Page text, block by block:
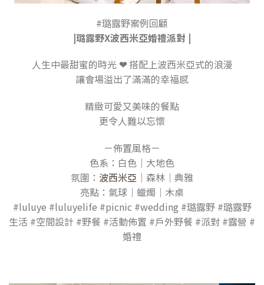
#璐露野案例回顧
|璐露野X波西米亞婚禮派對 |
人生中最甜蜜的時光 ❤ 搭配上波西米亞式的浪漫
讓會場溢出了滿滿的幸福感
精緻可愛又美味的餐點
更令人難以忘懷
－佈置風格－
色系：白色│大地色
氛圍： 波西米亞 │森林│典雅
亮點：氣球│蠟燭│木桌
#luluye #luluyelife #picnic #wedding #璐露野 #璐露野
生活 #空間設計 #野餐 #活動佈置 #戶外野餐 #派對 #露營 #
婚禮